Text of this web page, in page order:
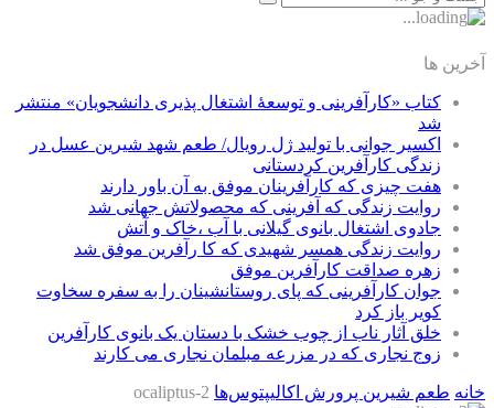
آخرین ها
کتاب «کارآفرینی و توسعۀ اشتغال پذیری دانشجویان» منتشر
شد
اکسیر جوانی با تولید ژل رویال/ طعم شهد شیرین عسل‌ در
زندگی کارآفرین کردستانی
هفت چیزی که کارآفرینان موفق به آن باور دارند
روایت زندگی که آفرینی که محصولاتش جهانی شد
جادوی اشتغال بانوی گیلانی با آب ،خاک و آتش
روایت زندگی همسر شهیدی که کا رآفرین موفق شد
زهره صداقت کارآفرین موفق
جوان کارآفرینی که پای روستانشینان را به سفره سخاوت
کویر باز کرد
خلق آثار ناب از چوب خشک با دستان یک بانوی کارآفرین
زوج نجاری که در مزرعه مبلمان نجاری می کارند
خانه طعم شیرین پرورش اکالیپتوس‌ها ocaliptus-2